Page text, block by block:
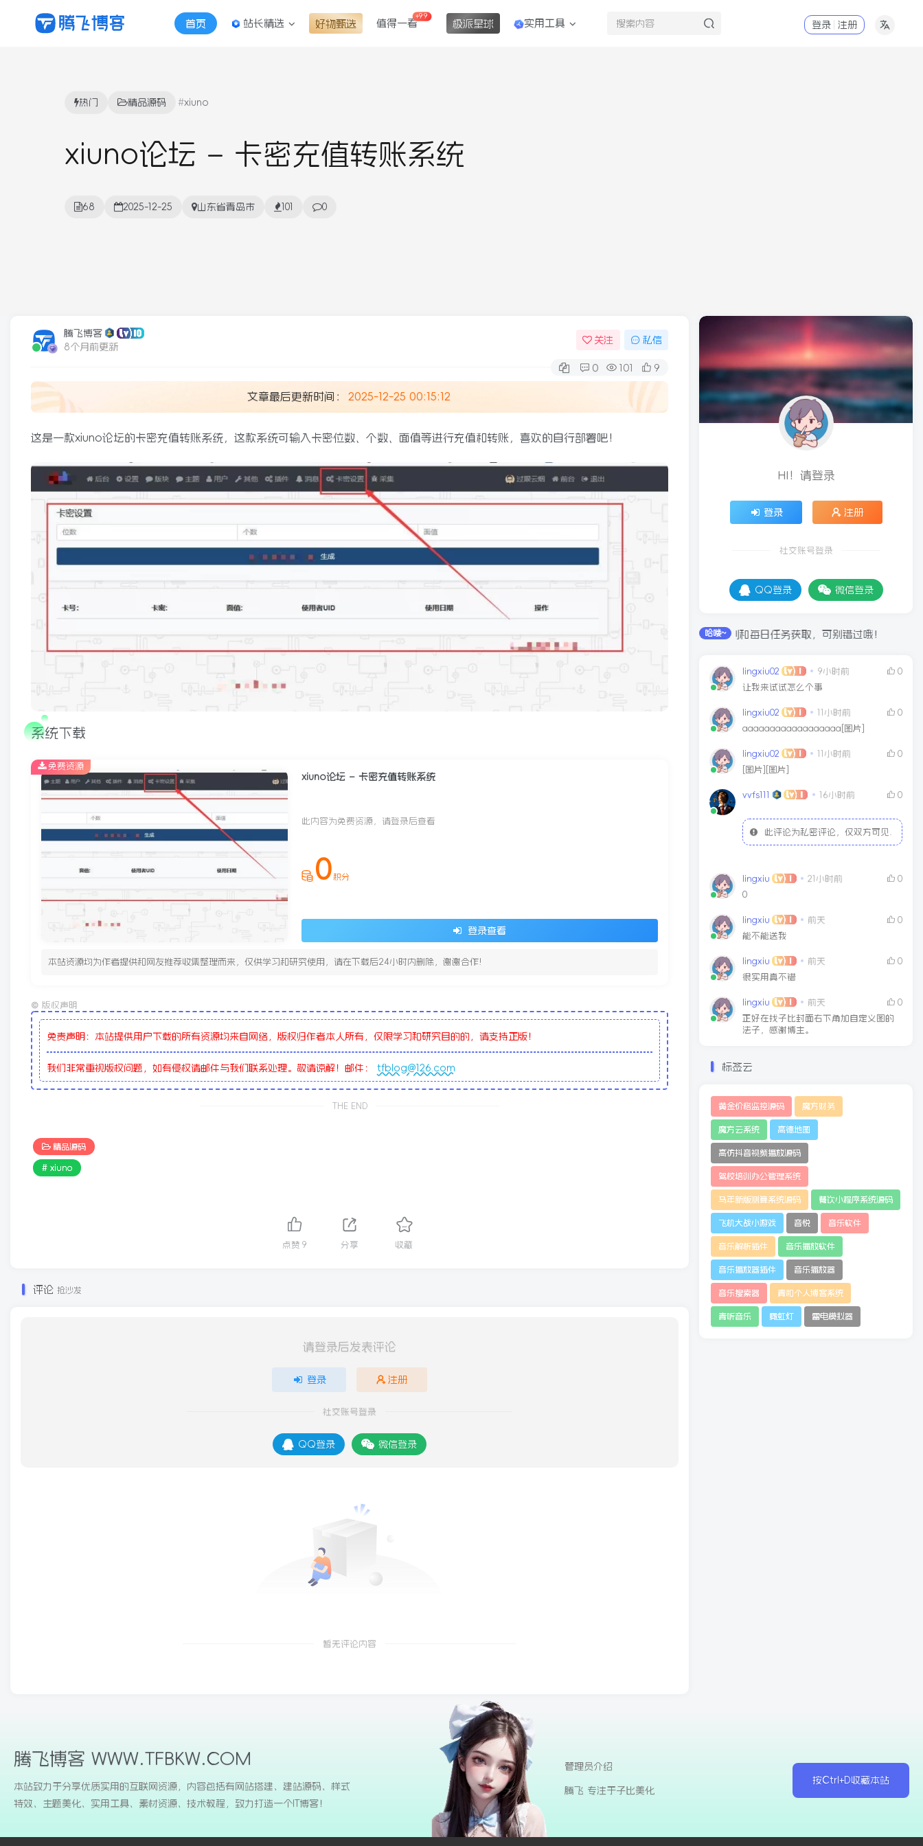
热门 精品源码 xiuno
xiuno论坛 – 卡密充值转账系统
68 2025-12-25 山东省青岛市 101 0
首页 站长精选 好物甄选 值得一看
+99
极派星球 实用工具 登录 注册
腾飞博客
8个月前更新
关注 私信
0 101 9
文章最后更新时间： 2025-12-25 00:15:12
这是一款xiuno论坛的卡密充值转账系统，这款系统可输入卡密位数、个数、面值等进行充值和转账，喜欢的自行部署吧！
系统下载
xiuno论坛 – 卡密充值转账系统
此内容为免费资源，请登录后查看
0 积分
登录查看
本站资源均为作者提供和网友推荐收集整理而来，仅供学习和研究使用，请在下载后24小时内删除，谢谢合作!
免费资源
© 版权声明
免责声明：本站提供用户下载的所有资源均来自网络，版权归作者本人所有，仅限学习和研究目的的，请支持正版！
我们非常重视版权问题，如有侵权请邮件与我们联系处理。敬请谅解！邮件： tfblog@126.com
THE END
精品源码
# xiuno
点赞 9 分享 收藏
评论 抢沙发
请登录后发表评论
登录 注册
社交账号登录
QQ登录 微信登录
暂无评论内容
HI！请登录
登录 注册
社交账号登录
QQ登录 微信登录
哈喽~
全站积分可通过签到和每日任务获取，可别错过哦！
lingxiu02 9小时前
0
让我来试试怎么个事
lingxiu02 11小时前
0
aaaaaaaaaaaaaaaaaa[图片]
lingxiu02 11小时前
0
[图片][图片]
vvfs111 16小时前 0
此评论为私密评论，仅双方可见.
lingxiu 21小时前
0
0
lingxiu 前天
0
能不能送我
lingxiu 前天
0
很实用真不错
lingxiu 前天
0
正好在找子比封面右下角加自定义图的
法子，感谢博主。
标签云
黄金价格监控源码 魔方财务
魔方云系统 高德地图
高仿抖音视频播放源码
驾校培训办公管理系统
马年新版测算系统源码 餐饮小程序系统源码
飞机大战小游戏 音悦 音乐软件
音乐解析插件 音乐播放软件
音乐播放器插件 音乐播放器
音乐搜索器 青和个人博客系统
青听音乐 霓虹灯 雷电模拟器
腾飞博客 WWW.TFBKW.COM
本站致力于分享优质实用的互联网资源，内容包括有网站搭建、建站源码、样式
特效、主题美化、实用工具、素材资源、技术教程，致力打造一个IT博客！
按Ctrl+D收藏本站
管理员介绍
腾飞 专注于子比美化